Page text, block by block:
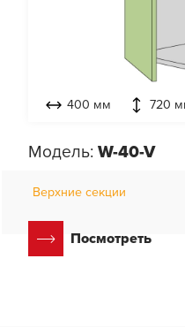
400 мм 720
Модель: W-40-V
Верхние секции
Посмотреть